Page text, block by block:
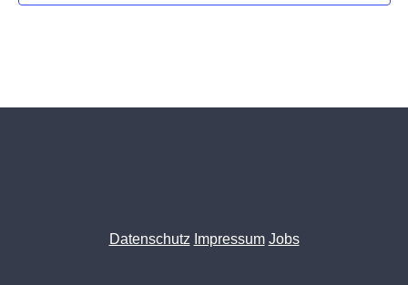
Datenschutz Impressum Jobs